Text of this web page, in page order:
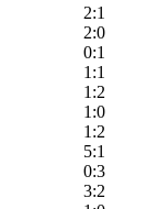
2:1
2:0
0:1
1:1
1:2
1:0
1:2
5:1
0:3
3:2